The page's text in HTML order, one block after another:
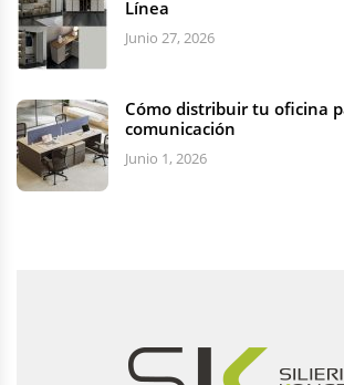
Línea
Junio 27, 2026
Cómo distribuir tu oficina
comunicación
Junio 1, 2026